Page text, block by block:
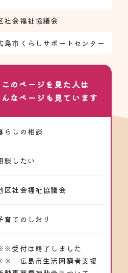
社会福祉協議会
島市くらしサポートセンター
このページを見た人は
んなページも見ています
らしの相談
談したい
区社会福祉協議会
育てのしおり
受付は終了しました
広島市生活困窮者支援